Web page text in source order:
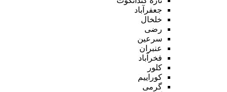
جعفرآباد
خلخال
رضی
سرعین
عنبران
فخرآباد
کلور
کوراییم
گرمی